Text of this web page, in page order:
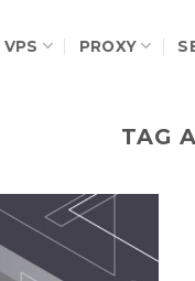
VPS PROXY
TAG